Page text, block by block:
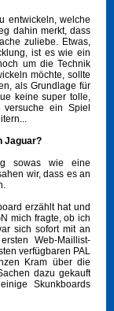
entwickeln, welche
dahin merkt, dass
zuliebe. Etwas,
ist es wie ein
um die Technik
möchte, sollte
als Grundlage für
keine super tolle,
ein Spiel
Jaguar?
sowas wie eine
wir, dass es an
erzählt hat und
mich fragte, ob ich
sich sofort mit an
Web-Maillist-
verfügbaren PAL
Kram über die
dazu gekauft
Skunkboards